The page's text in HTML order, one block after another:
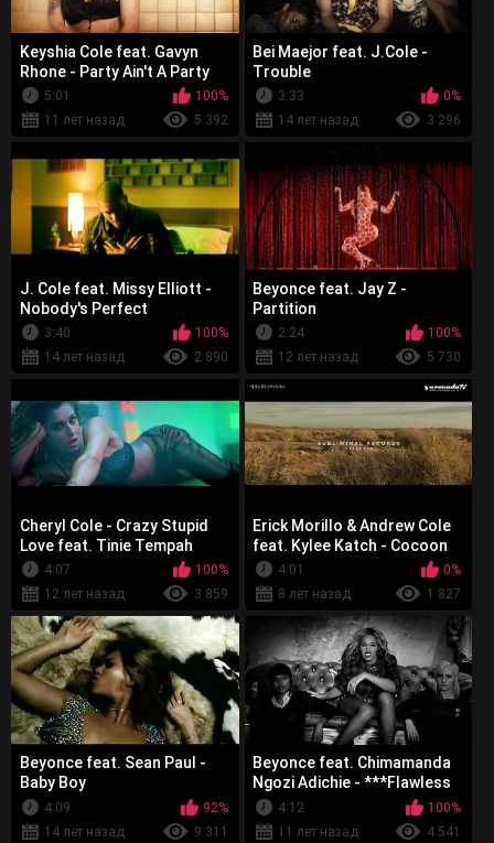
Keyshia Cole feat. Gavyn
Rhone - Party Ain't A Party
5:01
100%
11 лет назад
5 392
Bei Maejor feat. J.Cole -
Trouble
3:33
0%
14 лет назад
3 296
J. Cole feat. Missy Elliott -
Nobody's Perfect
3:40
100%
14 лет назад
2 890
Beyonce feat. Jay Z -
Partition
2:24
100%
12 лет назад
5 730
Cheryl Cole - Crazy Stupid
Love feat. Tinie Tempah
4:07
100%
12 лет назад
3 859
Erick Morillo & Andrew Cole
feat. Kylee Katch - Cocoon
4:01
0%
8 лет назад
1 827
Beyonce feat. Sean Paul -
Baby Boy
4:09
92%
14 лет назад
9 311
Beyonce feat. Chimamanda
Ngozi Adichie - ***Flawless
4:12
100%
11 лет назад
4 541